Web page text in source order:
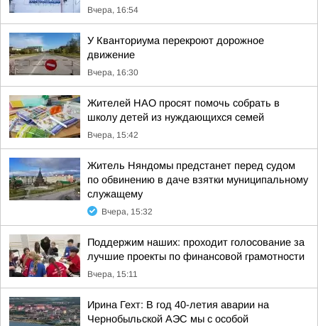
Вчера, 16:54
У Кванториума перекроют дорожное
движение
Вчера, 16:30
Жителей НАО просят помочь собрать в
школу детей из нуждающихся семей
Вчера, 15:42
Житель Няндомы предстанет перед судом
по обвинению в даче взятки муниципальному
служащему
Вчера, 15:32
Поддержим наших: проходит голосование за
лучшие проекты по финансовой грамотности
Вчера, 15:11
Ирина Гехт: В год 40-летия аварии на
Чернобыльской АЭС мы с особой